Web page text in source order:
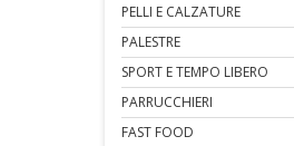
PELLI E CALZATURE
PALESTRE
SPORT E TEMPO LIBERO
PARRUCCHIERI
FAST FOOD